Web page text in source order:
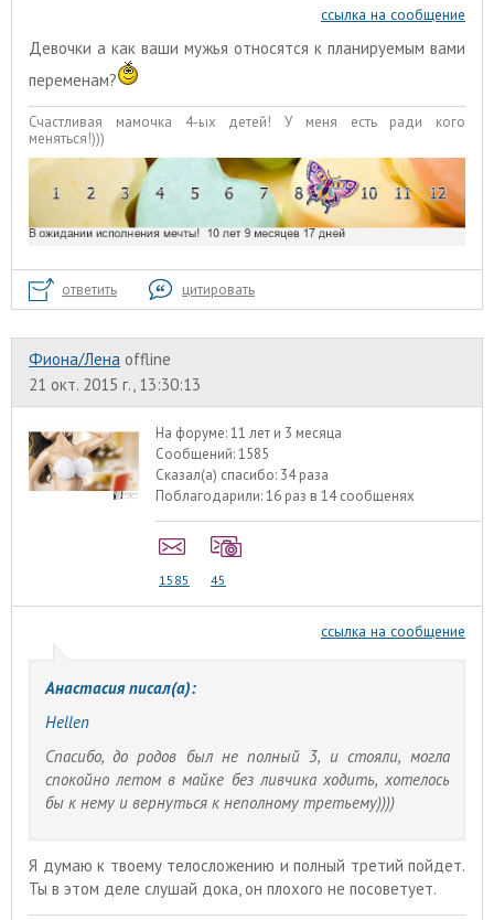
ссылка на сообщение
Девочки а как ваши мужья относятся к планируемым вами
переменам?
Счастливая мамочка 4-ых детей! У меня есть ради кого
меняться!)))
ответить цитировать
Фиона/Лена offline
21 окт. 2015 г., 13:30:13
На форуме:11 лет и 3 месяца
Сообщений:1585
Сказал(а) спасибо: 34 раза
Поблагодарили:16 раз в 14 сообщенях
1585 45
ссылка на сообщение
Анастасия писал(а):
Hellen
Спасибо, до родов был не полный 3, и стояли, могла
спокойно летом в майке без ливчика ходить, хотелось
бы к нему и вернуться к неполному третьему))))
Я думаю к твоему телосложению и полный третий пойдет.
Ты в этом деле слушай дока, он плохого не посоветует.